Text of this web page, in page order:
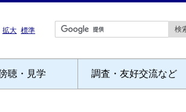
拡大 標準
聴・見学 調査・友好交流など